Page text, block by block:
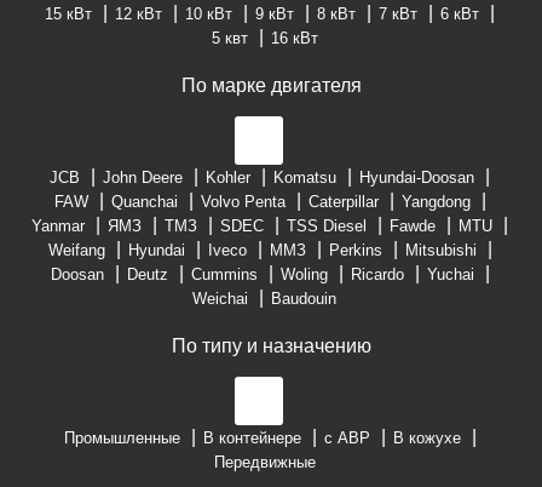
15 кВт
12 кВт 10 кВт 9 кВт 8 кВт 7 кВт
6 кВт
5 квт
16 кВт
По марке двигателя
JCB John Deere Kohler Komatsu
Hyundai-Doosan
FAW
Quanchai Volvo Penta Caterpillar
Yangdong
Yanmar
ЯМЗ ТМЗ SDEC TSS Diesel Fawde
MTU
Weifang
Hyundai Iveco ММЗ Perkins
Mitsubishi
Doosan
Deutz Cummins Woling Ricardo
Yuchai
Weichai
Baudouin
По типу и назначению
Промышленные В контейнере с АВР
В кожухе
Передвижные